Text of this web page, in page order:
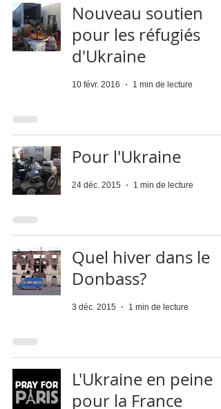
Nouveau soutien
pour les réfugiés
d'Ukraine
10 févr. 2016 1 min de lecture
Pour l'Ukraine
24 déc. 2015 1 min de lecture
Quel hiver dans le
Donbass?
3 déc. 2015 1 min de lecture
L'Ukraine en peine
pour la France